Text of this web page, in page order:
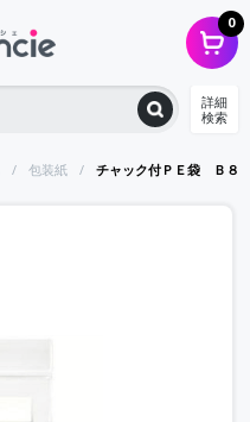
0
詳細
検索
包装紙 チャック付ＰＥ袋 Ｂ